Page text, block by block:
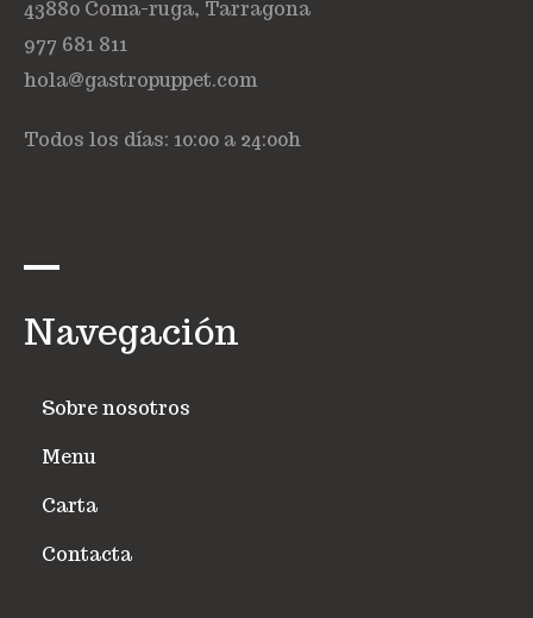
43880 Coma-ruga, Tarragona
977 681 811
hola@gastropuppet.com
Todos los días: 10:00 a 24:00h
Navegación
Sobre nosotros
Menu
Carta
Contacta